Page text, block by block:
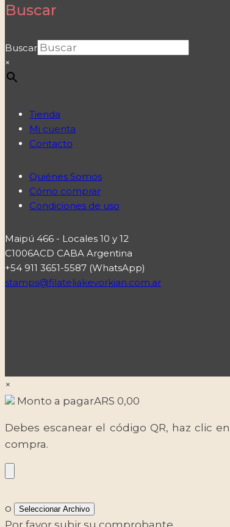
Buscar
Buscar
×
Tienda
Mi cuenta
Contacto
Quiénes Somos
Cómo comprar
Condiciones de uso
Maipú 466 - Locales 10 y 12
C1006ACD CABA Argentina
+54 911 3651-5587 (WhatsApp)
stamps@filateliakevorkian.com.ar
×
Monto a pagarARS 0,00
Debes escanear el código QR, haz clic
compra.
o Seleccionar Archivo
Por favor subir su comprobante